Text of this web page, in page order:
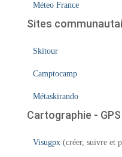
Méteo France
Sites
Skitour
Camptocamp
Métaskirando
Cartographie - GPS
Visugpx (créer, suivre et